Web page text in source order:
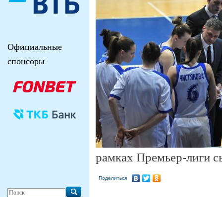
рамках Премьер-лиги
Поделиться
Официальные
спонсоры